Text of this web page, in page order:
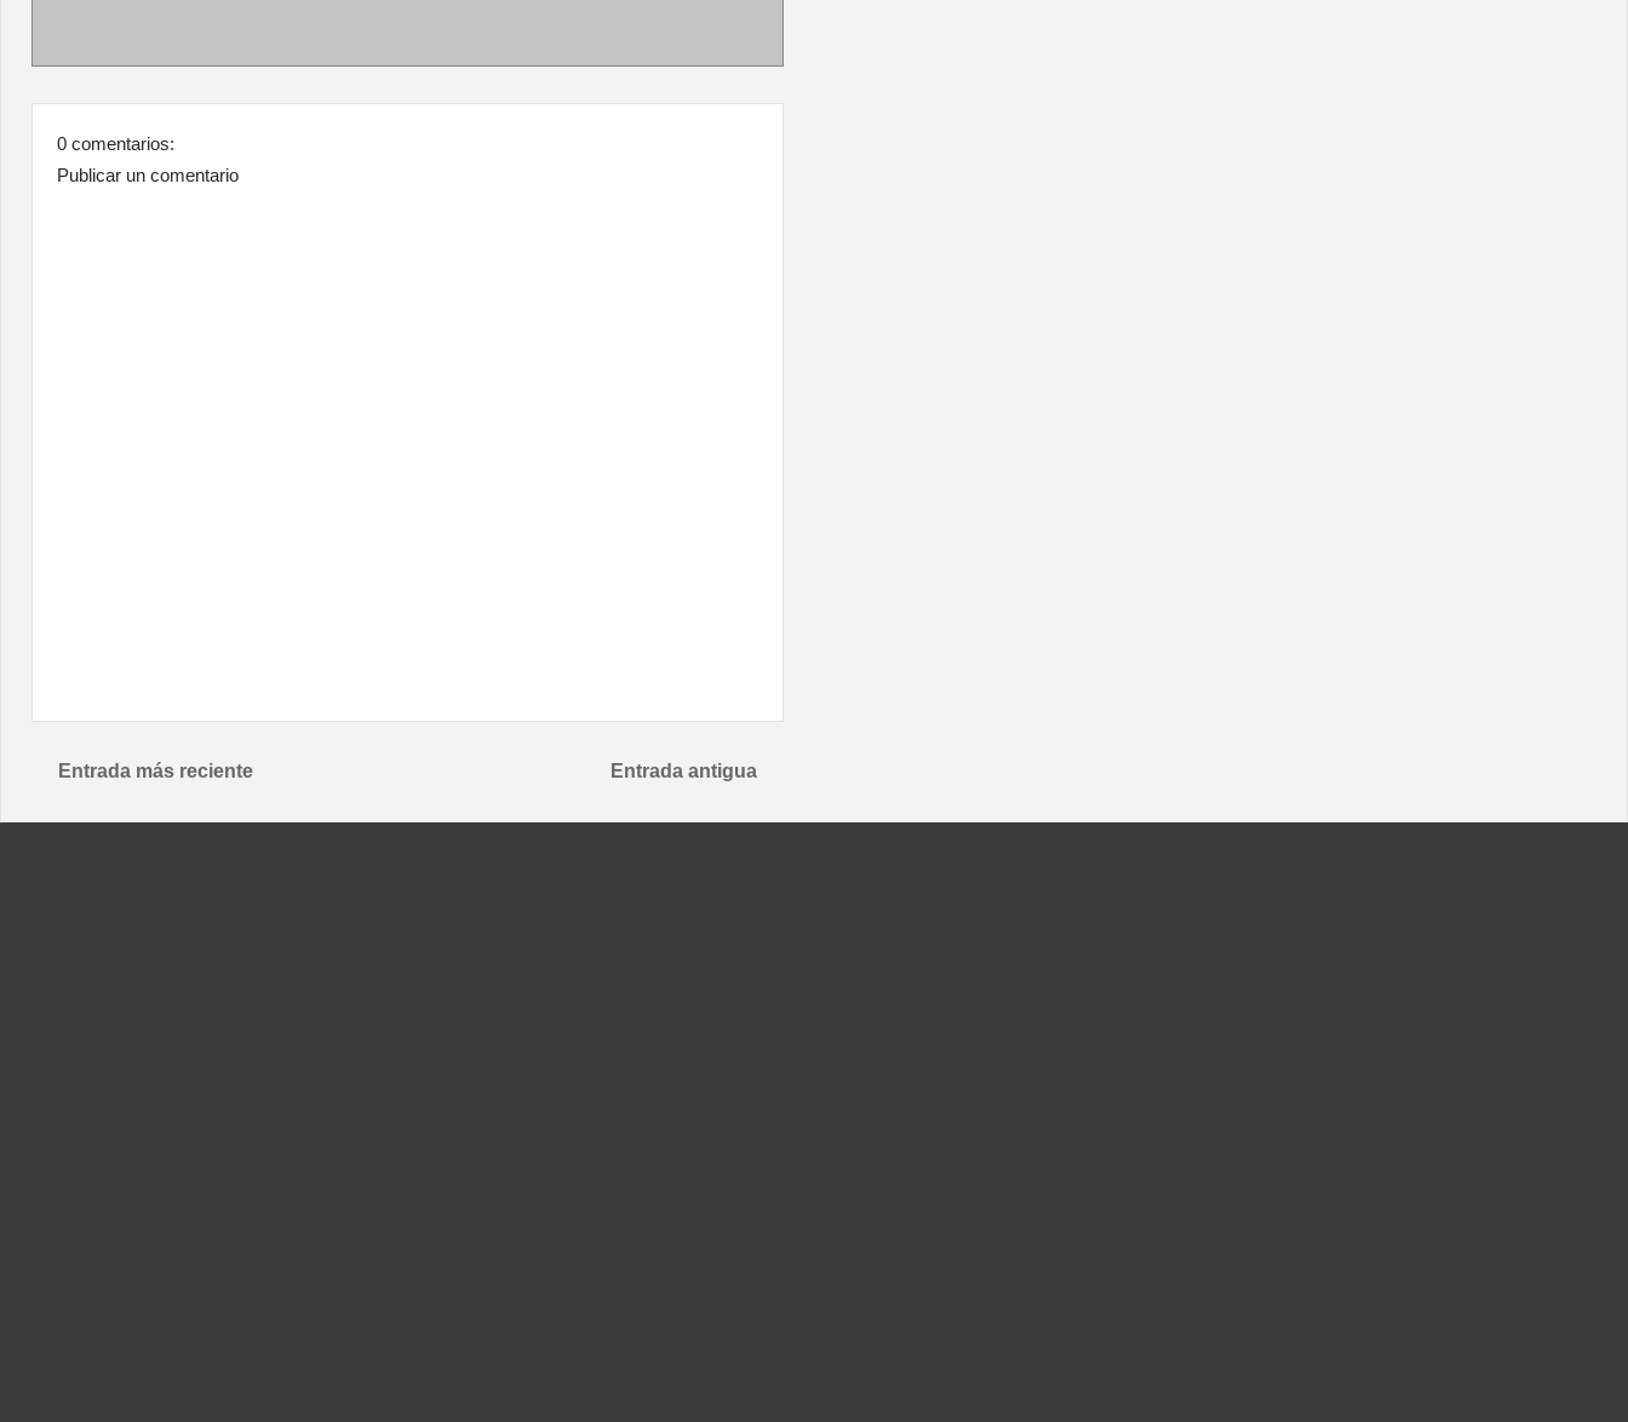
0 comentarios:
Publicar un comentario
Entrada más reciente Entrada antigua